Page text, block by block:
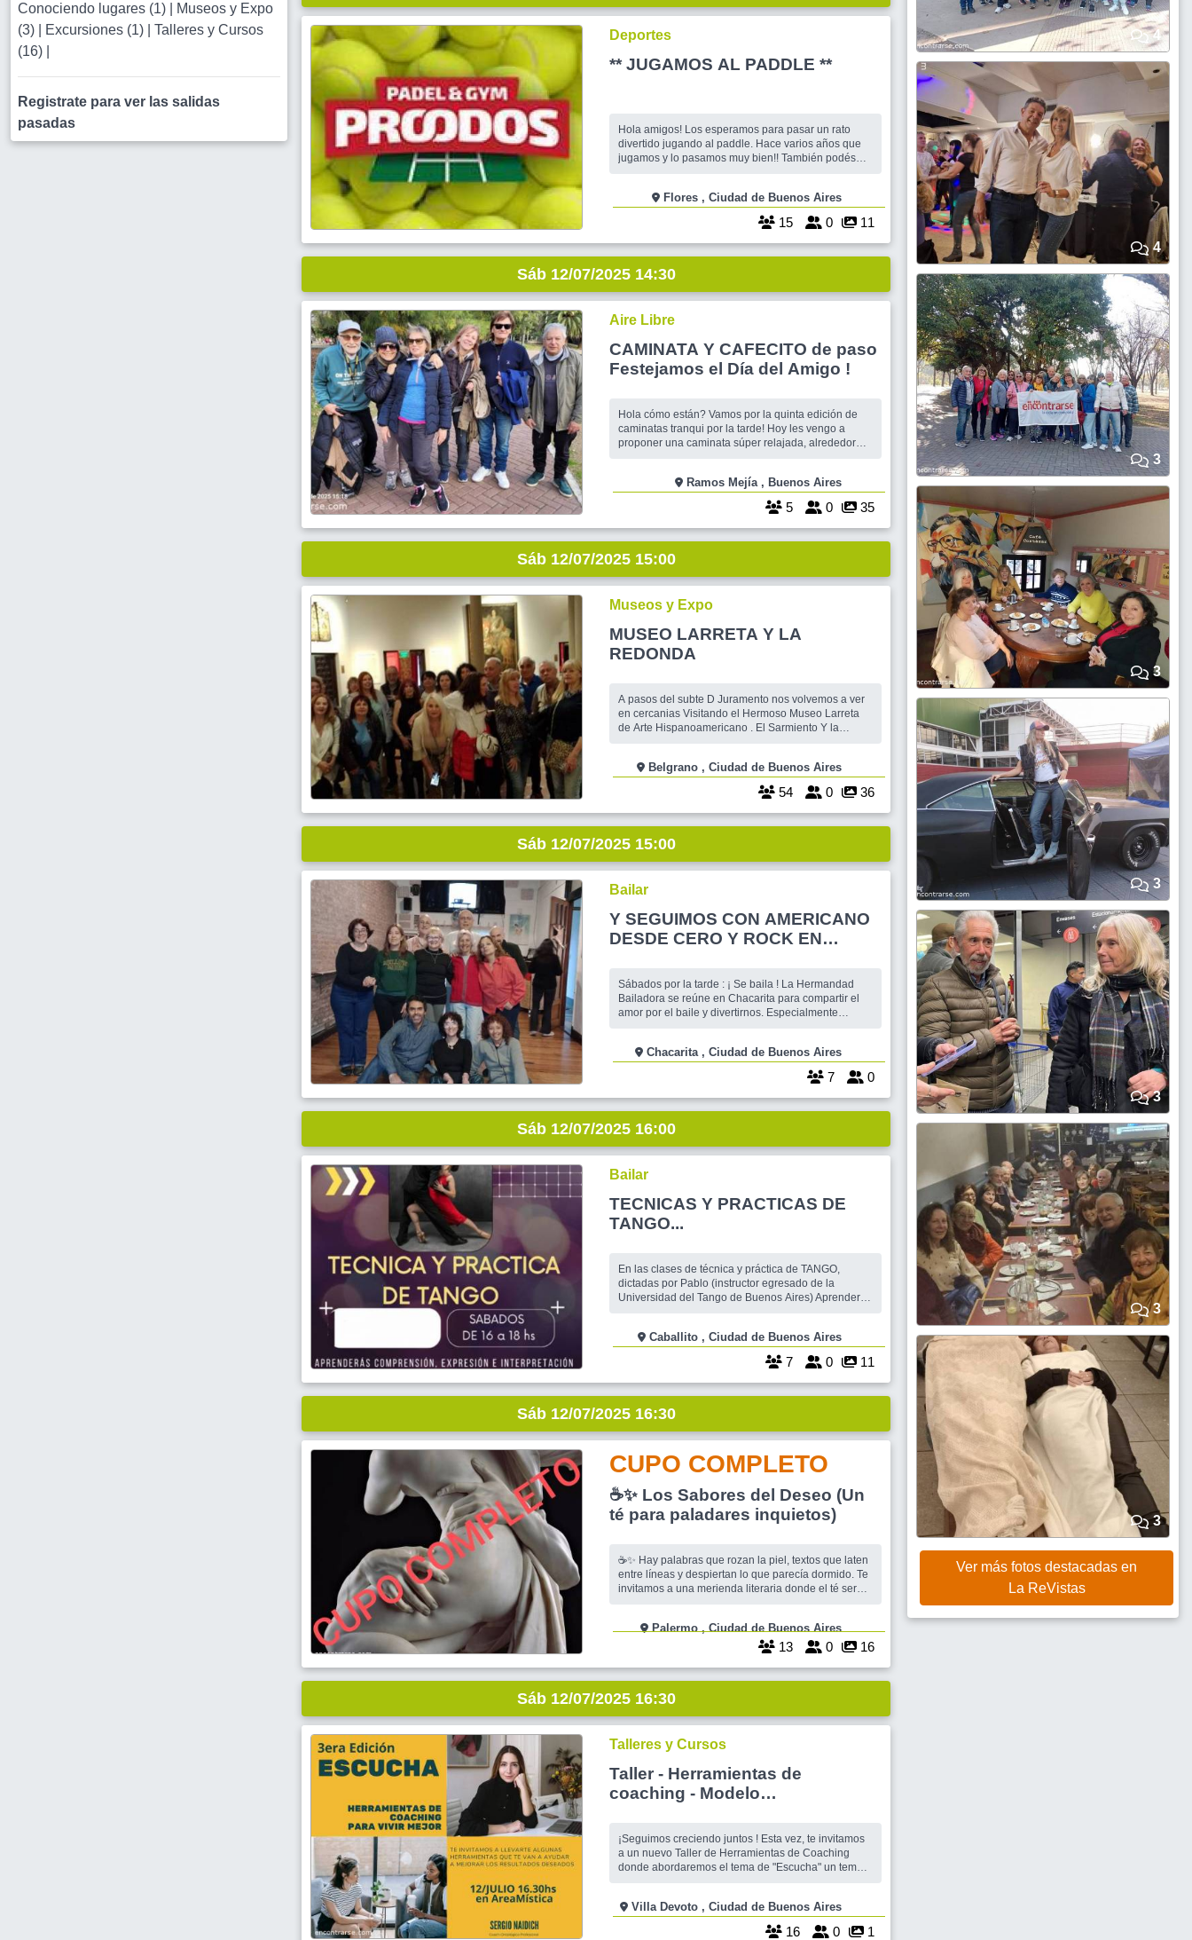
Conociendo lugares (1)
Museos y Expo
(3)
Excursiones (1)
Talleres y Cursos
(16)
Registrate para ver las salidas
pasadas
Deportes
** JUGAMOS AL PADDLE **
Hola amigos! Los esperamos para pasar un rato
divertido jugando al paddle. Hace varios años que
jugamos y lo pasamos muy bien!! También podés
la cancha es de $7000 por persona. Te esperamos !!
Flores , Ciudad de Buenos Aires
15 0 11
Sáb 12/07/2025 14:30
Aire Libre
CAMINATA Y CAFECITO de paso
Festejamos el Día del Amigo !
Hola cómo están? Vamos por la quinta edición de
caminatas tranqui por la tarde! Hoy les vengo a
proponer una caminata súper relajada, alrededor
súper cerca, lugar ideal para oxigenar nuestros
pulmones. Terminada la caminata, iremos a algún
Ramos Mejía , Buenos Aires
5 0 35
Sáb 12/07/2025 15:00
Museos y Expo
MUSEO LARRETA Y LA
REDONDA
A pasos del subte D Juramento nos volvemos a ver
en cercanias Visitando el Hermoso Museo Larreta
de Arte Hispanoamericano . El Sarmiento Y la
Gratuito si te gusta caminar poco y pasarla Lindo.
Con Guiada y data Historica del Barrio Hermoso que
Belgrano , Ciudad de Buenos Aires
54 0 36
Sáb 12/07/2025 15:00
Bailar
Y SEGUIMOS CON AMERICANO
DESDE CERO Y ROCK EN
Sábados por la tarde : ¡ Se baila ! La Hermandad
Bailadora se reúne en Chacarita para compartir el
amor por el baile y divertirnos. Especialmente
y figuras. Dedicaremos una hora al Americano con
los mejores temas ochentosos. Arrancamos con
Chacarita , Ciudad de Buenos Aires
7 0
Sáb 12/07/2025 16:00
Bailar
TECNICAS Y PRACTICAS DE
TANGO...
En las clases de técnica y práctica de TANGO,
dictadas por Pablo (instructor egresado de la
Universidad del Tango de Buenos Aires) Aprenderás
direcciones y sentido de viaje, traslado de peso,
concepto de eje y fuera de eje, uso de la gravedad
Caballito , Ciudad de Buenos Aires
7 0 11
Sáb 12/07/2025 16:30
CUPO COMPLETO
☕✨ Los Sabores del Deseo (Un
té para paladares inquietos)
☕✨ Hay palabras que rozan la piel, textos que laten
entre líneas y despiertan lo que parecía dormido. Te
invitamos a una merienda literaria donde el té será
lentos, en la intimidad de un livingcito encantador,
Palermo , Ciudad de Buenos Aires
13 0 16
Sáb 12/07/2025 16:30
Talleres y Cursos
Taller - Herramientas de
coaching - Modelo
¡Seguimos creciendo juntos ! Esta vez, te invitamos
a un nuevo Taller de Herramientas de Coaching
donde abordaremos el tema de "Escucha" un tema
$11.000 Participantes activos: $8.000 Gratis para
Villa Devoto , Ciudad de Buenos Aires
16 0 1
4
4
3
3
3
3
3
3
Ver más fotos destacadas en
La ReVistas